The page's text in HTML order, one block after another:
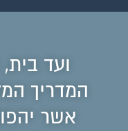
ועד
המדריך
אשר